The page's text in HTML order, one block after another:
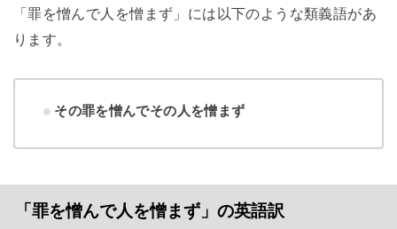
「罪を憎んで人を憎まず」には以下のような類義語があ
ります。
その罪を憎んでその人を憎まず
「罪を憎んで人を憎まず」の英語訳